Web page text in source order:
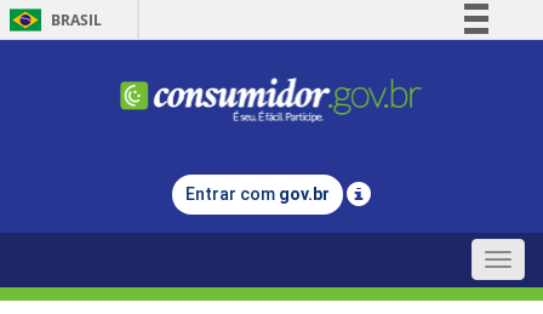
BRASIL
Comunica BR
Legislação
Entrar com gov.br
Toggle